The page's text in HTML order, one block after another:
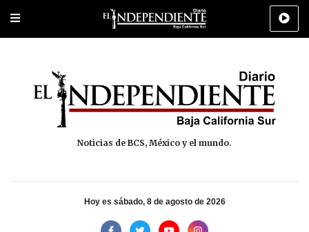
Portada Los Cabos Policiaca Deportes Cultura
Noticias de BCS, México y el mundo.
Hoy es sábado, 8 de agosto de 2026